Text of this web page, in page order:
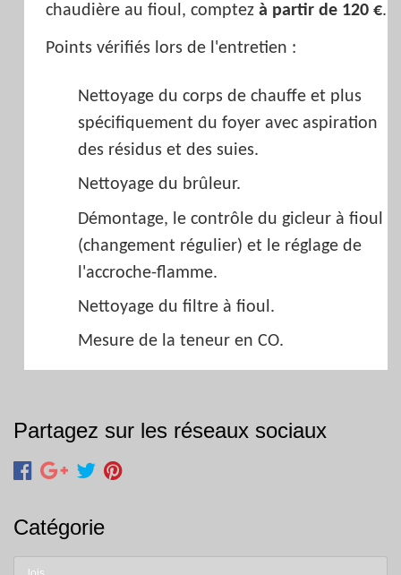
chaudière au fioul, comptez à partir de 120 €.
Points vérifiés lors de l'entretien :
Nettoyage du corps de chauffe et plus
spécifiquement du foyer avec aspiration
des résidus et des suies.
Nettoyage du brûleur.
Démontage, le contrôle du gicleur à fioul
(changement régulier) et le réglage de
l'accroche-flamme.
Nettoyage du filtre à fioul.
Mesure de la teneur en CO.
Partagez sur les réseaux sociaux
Catégorie